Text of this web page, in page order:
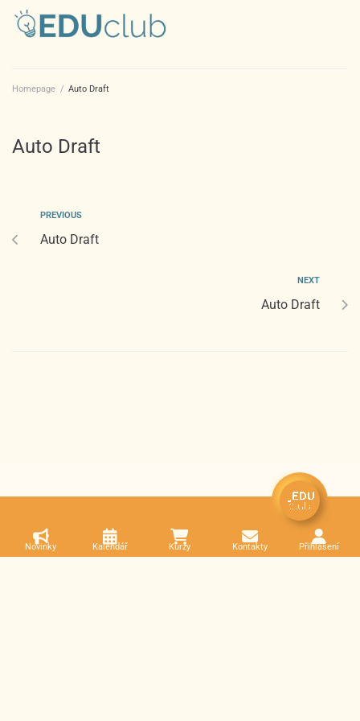
Homepage / Auto Draft
Auto Draft
PREVIOUS
Auto Draft
NEXT
Auto Draft
Novinky Kalendář Kurzy Kontakty Přihlášení